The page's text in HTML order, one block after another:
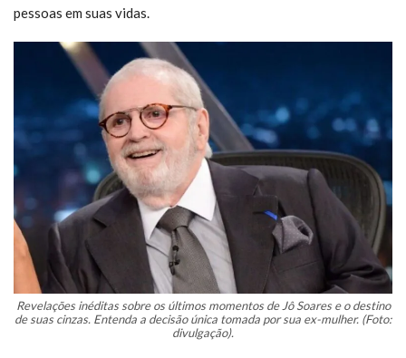
pessoas em suas vidas.
Revelações inéditas sobre os últimos momentos de Jô Soares e o destino
de suas cinzas. Entenda a decisão única tomada por sua ex-mulher. (Foto:
divulgação).